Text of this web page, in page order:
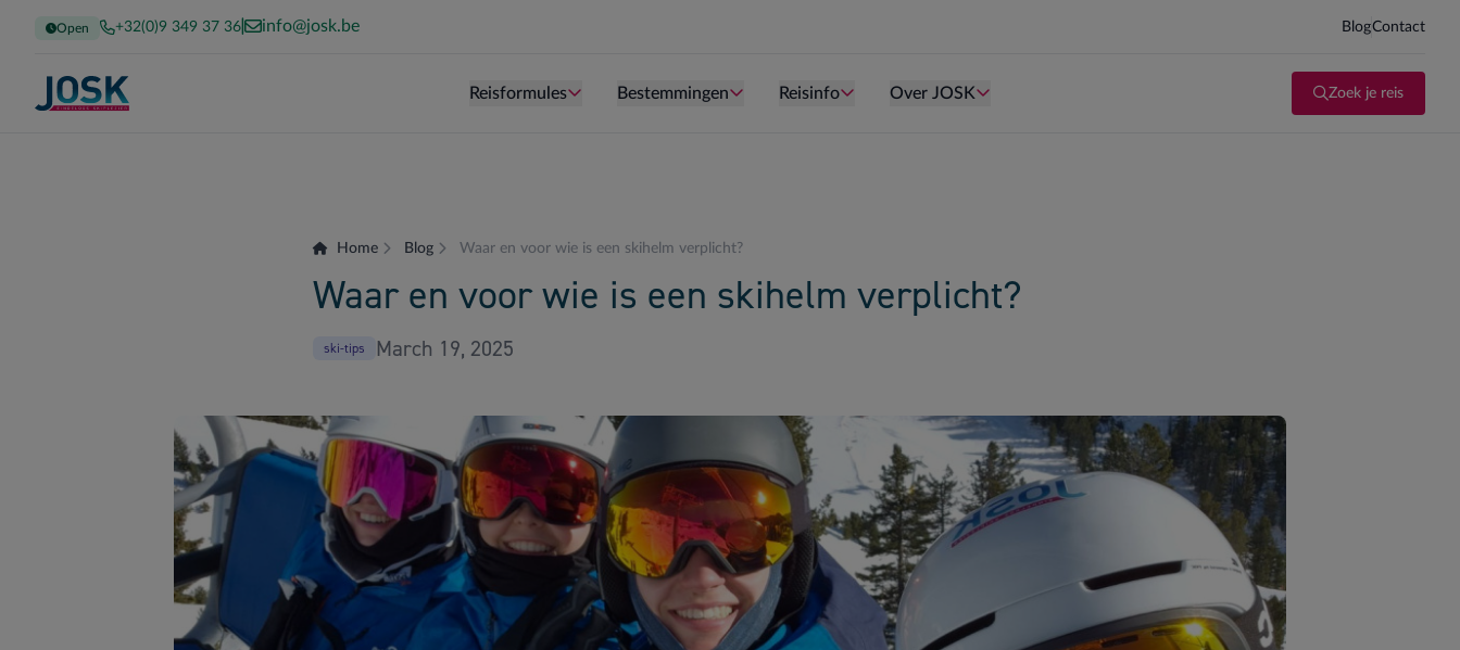
Open +32(0)9 349 37 36 info@josk.be BlogContact
Terug naar de homepage
Zoek je reis
Reisformules Persoon is te oud kind te zijn.
Bestemmingen Persoon is te oud kind te zijn.
Reisinfo Persoon is te oud kind te zijn.
Over JOSK
Home Blog Waar en voor wie is een skihelm verplicht?
Waar en voor wie is een skihelm verplicht?
ski-tips March 19, 2025